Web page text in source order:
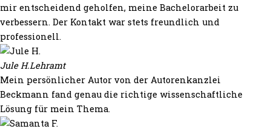
mir entscheidend geholfen, meine Bachelorarbeit zu
verbessern. Der Kontakt war stets freundlich und
professionell.
Jule H.Lehramt
Mein persönlicher Autor von der Autorenkanzlei
Beckmann fand genau die richtige wissenschaftliche
Lösung für mein Thema.